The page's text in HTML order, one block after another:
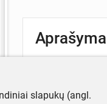
Pagamintas iš
žievę
slapukų (angl.